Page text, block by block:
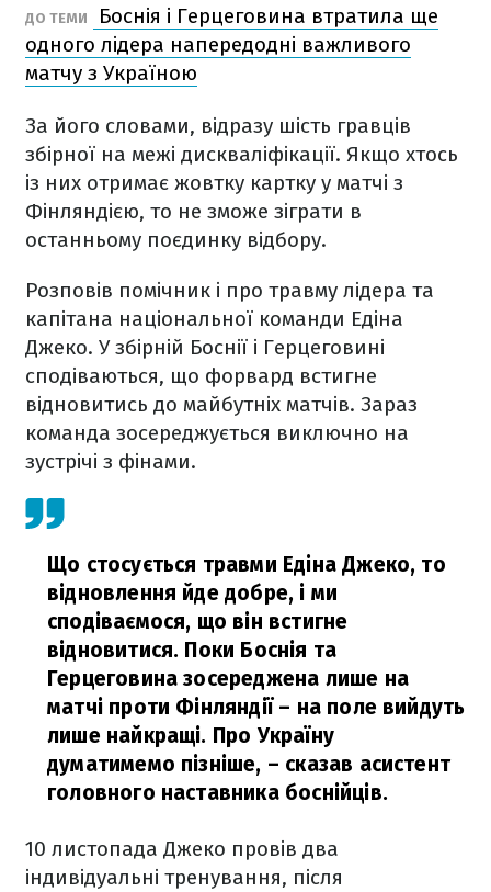
ДО ТЕМИ
Боснія і Герцеговина втратила ще
одного лідера напередодні важливого
матчу з Україною
За його словами, відразу шість гравців
збірної на межі дискваліфікації. Якщо хтось
із них отримає жовтку картку у матчі з
Фінляндією, то не зможе зіграти в
останньому поєдинку відбору.
Розповів помічник і про травму лідера та
капітана національної команди Едіна
Джеко. У збірній Боснії і Герцеговині
сподіваються, що форвард встигне
відновитись до майбутніх матчів. Зараз
команда зосереджується виключно на
зустрічі з фінами.
Що стосується травми Едіна Джеко, то
відновлення йде добре, і ми
сподіваємося, що він встигне
відновитися. Поки Боснія та
Герцеговина зосереджена лише на
матчі проти Фінляндії – на поле вийдуть
лише найкращі. Про Україну
думатимемо пізніше, – сказав асистент
головного наставника боснійців.
10 листопада Джеко провів два
індивідуальні тренування, після